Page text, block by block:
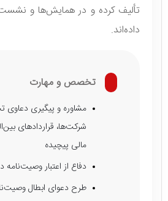
تألیف کرده و در همایش‌ها و
داده‌اند.
تخصص و مهارت
مشاوره و پیگیری دعاوی
شرکت‌ها، قراردادهای
مالی پیچیده
دفاع از اعتبار وصیت‌نامه
طرح دعوای ابطال